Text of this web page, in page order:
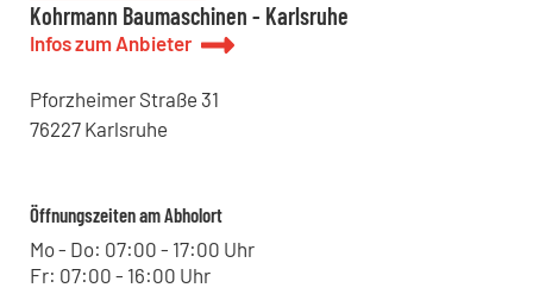
Kohrmann Baumaschinen - Karlsruhe
Infos zum Anbieter
Pforzheimer Straße 31
76227 Karlsruhe
Öffnungszeiten am Abholort
Mo - Do: 07:00 - 17:00 Uhr
Fr: 07:00 - 16:00 Uhr